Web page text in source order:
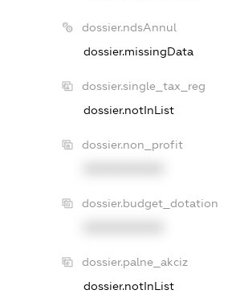
dossier.ndsAnnul
dossier.missingData
dossier.single_tax_reg
dossier.notInList
dossier.non_profit
dossier.budget_dotation
dossier.palne_akciz
dossier.notInList